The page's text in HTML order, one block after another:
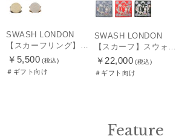
SWASH LONDON
￥5,500 (税込)
＃ギフト向け
SWASH LONDON
【スカーフ】スウォッシュロンドン (SWASH LONDON) Travelling Troupe 88×88 シルク 日本製
￥22,000 (税込)
＃ギフト向け
Feature